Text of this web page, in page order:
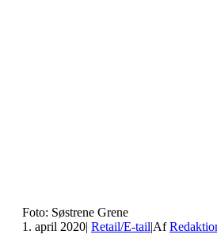
Foto: Søstrene Grene
1. april 2020| Retail/E-tail|Af